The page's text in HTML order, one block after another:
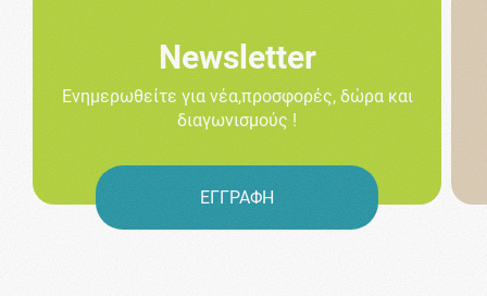
Newsletter
Ενημερωθείτε για νέα,προσφορές, δώρα και
διαγωνισμούς !
ΕΓΓΡΑΦΗ